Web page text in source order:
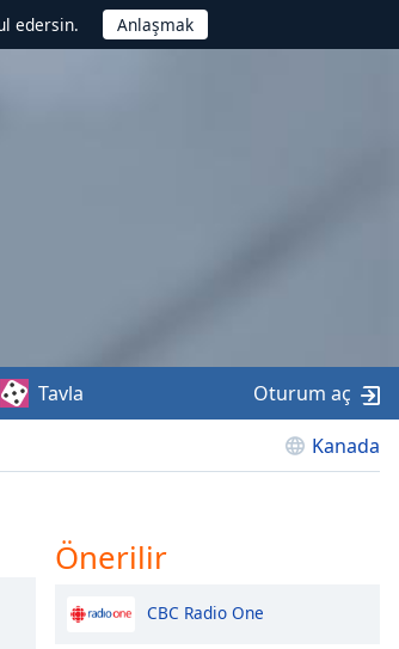
edersin.
Kanada
Tavla Oturum aç
Önerilir
CBC Radio One